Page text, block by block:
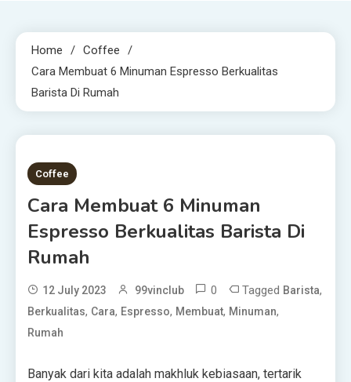
Home
Coffee
Cara Membuat 6 Minuman Espresso Berkualitas
Barista Di Rumah
2 MINS READ
Coffee
Cara Membuat 6 Minuman
Espresso Berkualitas Barista Di
Rumah
12 July 2023 99vinclub 0 Tagged Barista,
Berkualitas, Cara, Espresso, Membuat, Minuman,
Rumah
Banyak dari kita adalah makhluk kebiasaan, tertarik